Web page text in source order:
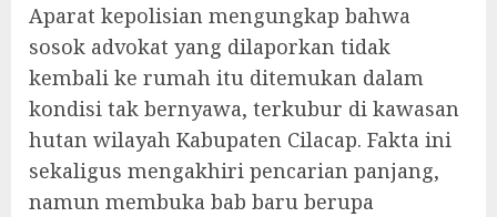
Aparat kepolisian mengungkap bahwa
sosok advokat yang dilaporkan tidak
kembali ke rumah itu ditemukan dalam
kondisi tak bernyawa, terkubur di kawasan
hutan wilayah Kabupaten Cilacap. Fakta ini
sekaligus mengakhiri pencarian panjang,
namun membuka bab baru berupa